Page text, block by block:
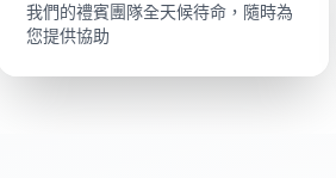
我們的禮賓團隊全天候待命，隨時為
您提供協助